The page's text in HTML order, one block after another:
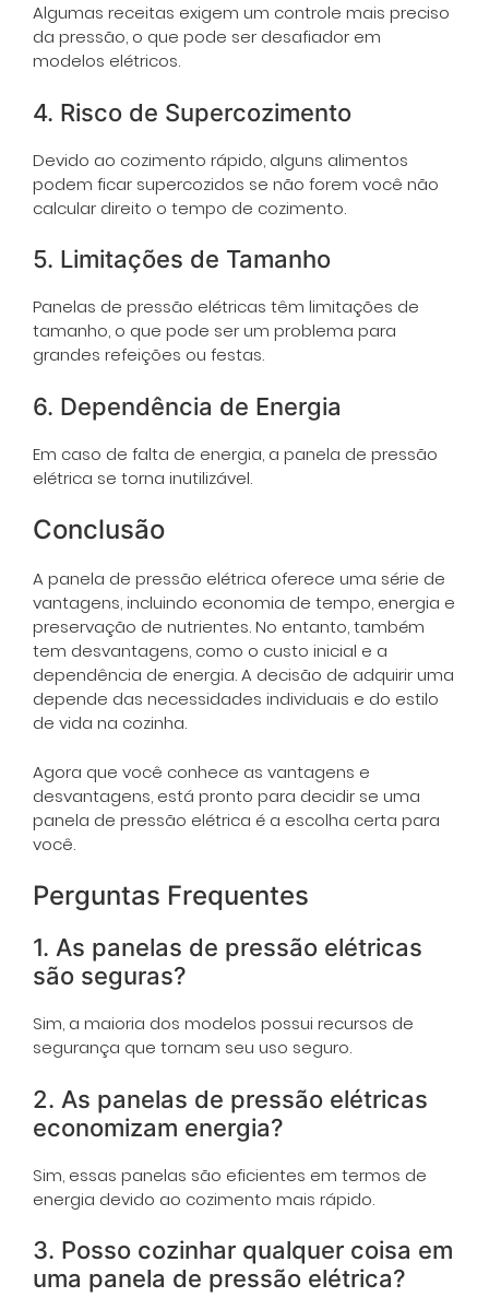
Algumas receitas exigem um controle mais preciso
da pressão, o que pode ser desafiador em
modelos elétricos.
4. Risco de Supercozimento
Devido ao cozimento rápido, alguns alimentos
podem ficar supercozidos se não forem você não
calcular direito o tempo de cozimento.
5. Limitações de Tamanho
Panelas de pressão elétricas têm limitações de
tamanho, o que pode ser um problema para
grandes refeições ou festas.
6. Dependência de Energia
Em caso de falta de energia, a panela de pressão
elétrica se torna inutilizável.
Conclusão
A panela de pressão elétrica oferece uma série de
vantagens, incluindo economia de tempo, energia e
preservação de nutrientes. No entanto, também
tem desvantagens, como o custo inicial e a
dependência de energia. A decisão de adquirir uma
depende das necessidades individuais e do estilo
de vida na cozinha.
Agora que você conhece as vantagens e
desvantagens, está pronto para decidir se uma
panela de pressão elétrica é a escolha certa para
você.
Perguntas Frequentes
1. As panelas de pressão elétricas
são seguras?
Sim, a maioria dos modelos possui recursos de
segurança que tornam seu uso seguro.
2. As panelas de pressão elétricas
economizam energia?
Sim, essas panelas são eficientes em termos de
energia devido ao cozimento mais rápido.
3. Posso cozinhar qualquer coisa em
uma panela de pressão elétrica?